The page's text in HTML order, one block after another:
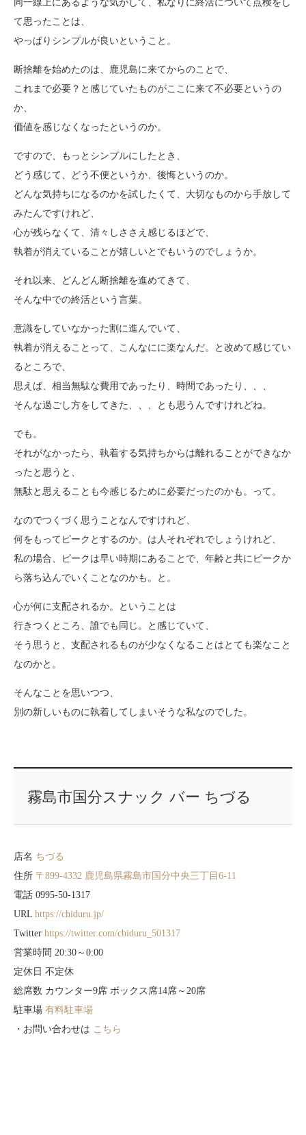
同一線上にあるような気がして、私なりに終活について点検をし
て思ったことは、
やっぱりシンプルが良いということ。
断捨離を始めたのは、鹿児島に来てからのことで、
これまで必要？と感じていたものがここに来て不必要というの
か、
価値を感じなくなったというのか。
ですので、もっとシンプルにしたとき、
どう感じて、どう不便というか、後悔というのか。
どんな気持ちになるのかを試したくて、大切なものから手放して
みたんですけれど、
心が残らなくて、清々しささえ感じるほどで、
執着が消えていることが嬉しいとでもいうのでしょうか。
それ以来、どんどん断捨離を進めてきて、
そんな中での終活という言葉。
意識をしていなかった割に進んでいて、
執着が消えることって、こんなにに楽なんだ。と改めて感じてい
るところで、
思えば、相当無駄な費用であったり、時間であったり、、、
そんな過ごし方をしてきた、、、とも思うんですけれどね。
でも。
それがなかったら、執着する気持ちからは離れることができなか
ったと思うと、
無駄と思えることも今感じるために必要だったのかも。って。
なのでつくづく思うことなんですけれど、
何をもってピークとするのか。は人それぞれでしょうけれど、
私の場合、ピークは早い時期にあることで、年齢と共にピークか
ら落ち込んでいくことなのかも。と。
心が何に支配されるか。ということは
行きつくところ、誰でも同じ。と感じていて、
そう思うと、支配されるものが少なくなることはとても楽なこと
なのかと。
そんなことを思いつつ、
別の新しいものに執着してしまいそうな私なのでした。
霧島市国分スナック バー ちづる
店名 ちづる
住所 〒899-4332 鹿児島県霧島市国分中央三丁目6-11
電話 0995-50-1317
URL https://chiduru.jp/
Twitter https://twitter.com/chiduru_501317
営業時間 20:30～0:00
定休日 不定休
総席数 カウンター9席 ボックス席14席～20席
駐車場 有料駐車場
・お問い合わせは こちら